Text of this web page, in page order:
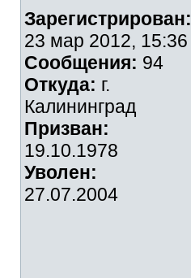
Зарегистрирован:
23 мар 2012, 15:36
Сообщения: 94
Откуда: г.
Калининград
Призван:
19.10.1978
Уволен:
27.07.2004